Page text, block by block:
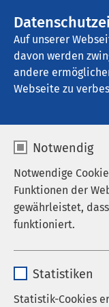
Auf unserer
davon werden
andere
Webseite zu
Notwendig
Notwendige
Funktionen der
gewährleistet,
funktioniert.
Anbieter
Statistiken
Statistik-Cookies
Startseite der